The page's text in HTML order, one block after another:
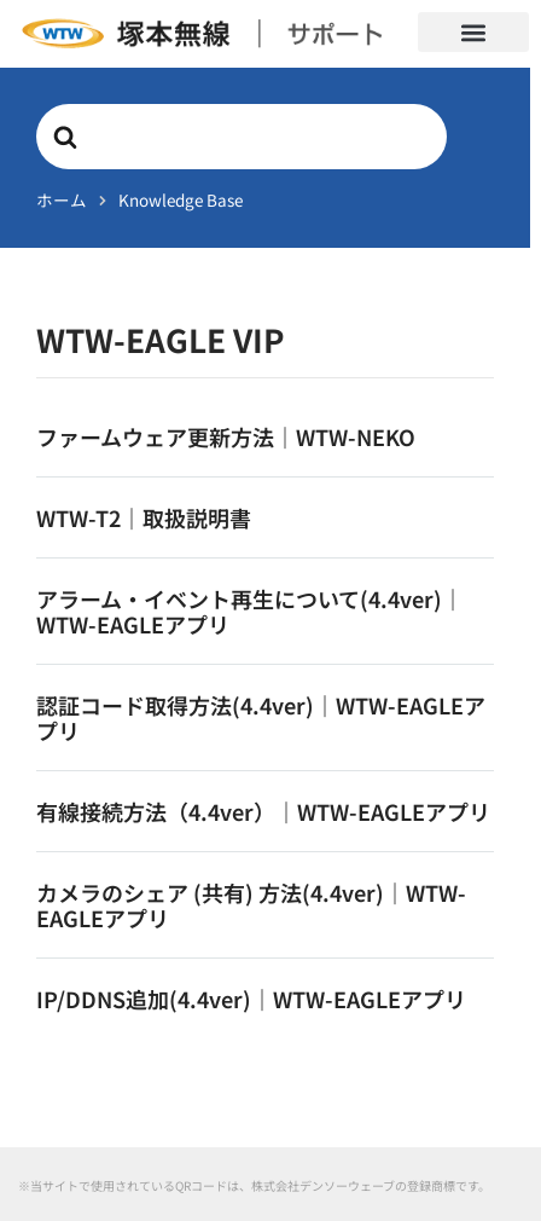
Search
For
ホーム Knowledge Base
WTW-EAGLE VIP
ファームウェア更新方法｜WTW-NEKO
WTW-T2｜取扱説明書
アラーム・イベント再生について(4.4ver)｜
WTW-EAGLEアプリ
認証コード取得方法(4.4ver)｜WTW-EAGLEア
プリ
有線接続方法（4.4ver）｜WTW-EAGLEアプリ
カメラのシェア (共有) 方法(4.4ver)｜WTW-
EAGLEアプリ
IP/DDNS追加(4.4ver)｜WTW-EAGLEアプリ
※当サイトで使用されているQRコードは、株式会社デンソーウェーブの登録商標です。